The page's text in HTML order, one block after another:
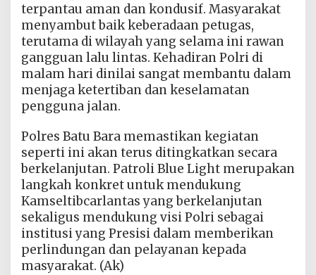
terpantau aman dan kondusif. Masyarakat
menyambut baik keberadaan petugas,
terutama di wilayah yang selama ini rawan
gangguan lalu lintas. Kehadiran Polri di
malam hari dinilai sangat membantu dalam
menjaga ketertiban dan keselamatan
pengguna jalan.
Polres Batu Bara memastikan kegiatan
seperti ini akan terus ditingkatkan secara
berkelanjutan. Patroli Blue Light merupakan
langkah konkret untuk mendukung
Kamseltibcarlantas yang berkelanjutan
sekaligus mendukung visi Polri sebagai
institusi yang Presisi dalam memberikan
perlindungan dan pelayanan kepada
masyarakat. (Ak)